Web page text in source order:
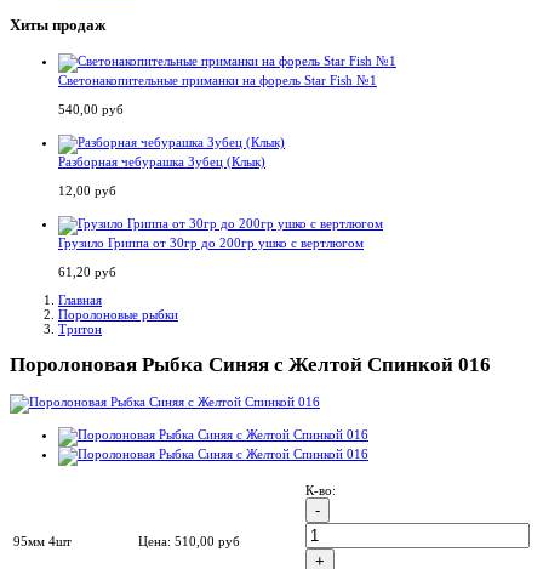
Хиты продаж
Светонакопительные приманки на форель Star Fish №1
540,00 руб
Разборная чебурашка Зубец (Клык)
12,00 руб
Грузило Гриппа от 30гр до 200гр ушко с вертлюгом
61,20 руб
Главная
Поролоновые рыбки
Тритон
Поролоновая Рыбка Синяя с Желтой Спинкой 016
95мм 4шт Цена: 510,00 руб
К-во: